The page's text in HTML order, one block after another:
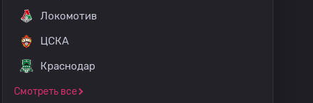
лиги
Локомотив
ЦСКА
Краснодар
Смотреть все